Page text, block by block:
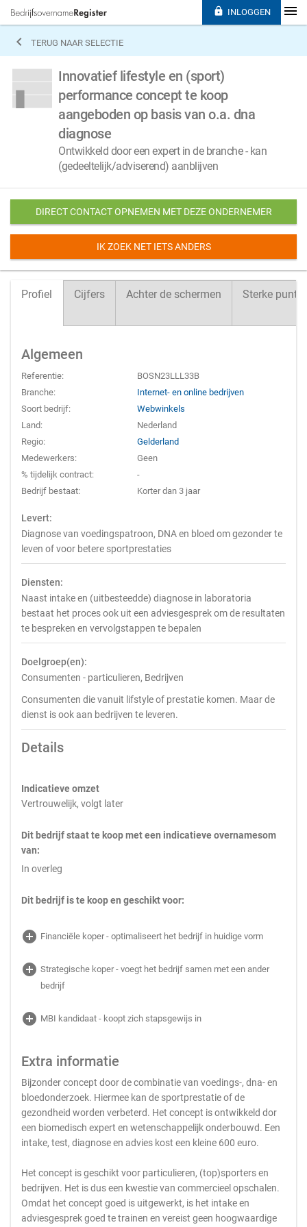
 TERUG NAAR SELECTIE
Innovatief lifestyle en (sport)
performance concept te koop
aangeboden op basis van o.a. dna
diagnose
Ontwikkeld door een expert in de branche - kan
(gedeeltelijk/adviserend) aanblijven
DIRECT CONTACT OPNEMEN MET DEZE ONDERNEMER
IK ZOEK NET IETS ANDERS
Profiel Cijfers Achter de schermen Sterke
Algemeen
Referentie:
BOSN23LLL33B
Branche:
Internet- en online bedrijven
Soort bedrijf:
Webwinkels
Land:
Nederland
Regio:
Gelderland
Medewerkers:
Geen
% tijdelijk contract:
-
Bedrijf bestaat:
Korter dan 3 jaar
Levert:
Diagnose van voedingspatroon, DNA en bloed om gezonder te
leven of voor betere sportprestaties
Diensten:
Naast intake en (uitbesteedde) diagnose in laboratoria
bestaat het proces ook uit een adviesgesprek om de resultaten
te bespreken en vervolgstappen te bepalen
Doelgroep(en):
Consumenten - particulieren, Bedrijven
Consumenten die vanuit lifstyle of prestatie komen. Maar de
dienst is ook aan bedrijven te leveren.
Details
Indicatieve omzet
Vertrouwelijk, volgt later
Dit bedrijf staat te koop met een indicatieve overnamesom
van:
In overleg
Dit bedrijf is te koop en geschikt voor:
add_circle Financiële koper - optimaliseert het bedrijf in huidige vorm
add_circle Strategische koper - voegt het bedrijf samen met een ander
bedrijf
add_circle MBI kandidaat - koopt zich stapsgewijs in
Extra informatie
Bijzonder concept door de combinatie van voedings-, dna- en
bloedonderzoek. Hiermee kan de sportprestatie of de
gezondheid worden verbeterd. Het concept is ontwikkeld dor
een biomedisch expert en wetenschappelijk onderbouwd. Een
intake, test, diagnose en advies kost een kleine 600 euro.
Het concept is geschikt voor particulieren, (top)sporters en
bedrijven. Het is dus een kwestie van commercieel opschalen.
Omdat het concept goed is uitgewerkt, is het intake en
adviesgesprek goed te trainen en vereist geen hoogwaardige
 INLOGGEN